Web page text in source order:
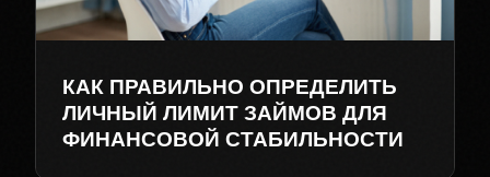
КАК ПРАВИЛЬНО ОПРЕДЕЛИТЬ
ЛИЧНЫЙ ЛИМИТ ЗАЙМОВ ДЛЯ
ФИНАНСОВОЙ СТАБИЛЬНОСТИ